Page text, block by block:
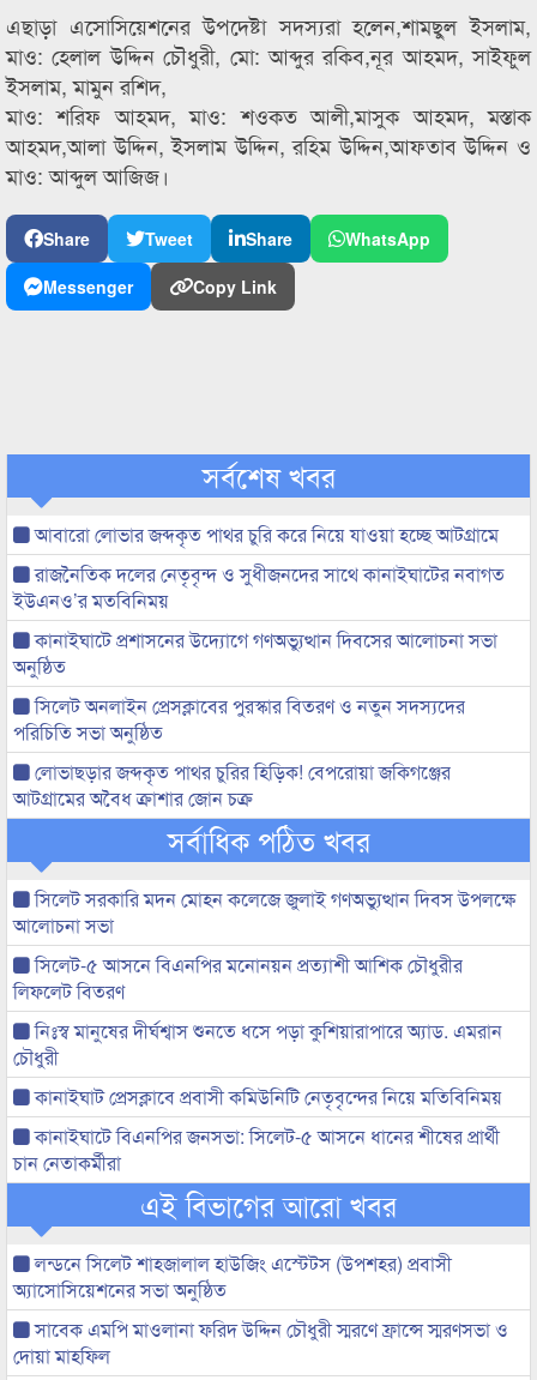
এছাড়া এসোসিয়েশনের উপদেষ্টা সদস্যরা হলেন,শামছুল ইসলাম,
মাও: হেলাল উদ্দিন চৌধুরী, মো: আব্দুর রকিব,নূর আহমদ, সাইফুল
ইসলাম, মামুন রশিদ,
মাও: শরিফ আহমদ, মাও: শওকত আলী,মাসুক আহমদ, মস্তাক
আহমদ,আলা উদ্দিন, ইসলাম উদ্দিন, রহিম উদ্দিন,আফতাব উদ্দিন ও
মাও: আব্দুল আজিজ।
Share Tweet Share
WhatsApp
Messenger
Copy Link
সর্বশেষ খবর
আবারো লোভার জব্দকৃত পাথর চুরি করে নিয়ে যাওয়া হচ্ছে আটগ্রামে
রাজনৈতিক দলের নেতৃবৃন্দ ও সুধীজনদের সাথে কানাইঘাটের নবাগত
ইউএনও’র মতবিনিময়
কানাইঘাটে প্রশাসনের উদ্যোগে গণঅভ্যুত্থান দিবসের আলোচনা সভা
অনুষ্ঠিত
সিলেট অনলাইন প্রেসক্লাবের পুরস্কার বিতরণ ও নতুন সদস্যদের
পরিচিতি সভা অনুষ্ঠিত
লোভাছড়ার জব্দকৃত পাথর চুরির হিড়িক! বেপরোয়া জকিগঞ্জের
আটগ্রামের অবৈধ ক্রাশার জোন চক্র
সর্বাধিক পঠিত খবর
সিলেট সরকারি মদন মোহন কলেজে জুলাই গণঅভ্যুত্থান দিবস উপলক্ষে
আলোচনা সভা
সিলেট-৫ আসনে বিএনপির মনোনয়ন প্রত্যাশী আশিক চৌধুরীর
লিফলেট বিতরণ
নিঃস্ব মানুষের দীর্ঘশ্বাস শুনতে ধসে পড়া কুশিয়ারাপারে অ্যাড. এমরান
চৌধুরী
কানাইঘাট প্রেসক্লাবে প্রবাসী কমিউনিটি নেতৃবৃন্দের নিয়ে মতিবিনিময়
কানাইঘাটে বিএনপির জনসভা: সিলেট-৫ আসনে ধানের শীষের প্রার্থী
চান নেতাকর্মীরা
এই বিভাগের আরো খবর
লন্ডনে সিলেট শাহজালাল হাউজিং এস্টেটস (উপশহর) প্রবাসী
অ্যাসোসিয়েশনের সভা অনুষ্ঠিত
সাবেক এমপি মাওলানা ফরিদ উদ্দিন চৌধুরী স্মরণে ফ্রান্সে স্মরণসভা ও
দোয়া মাহফিল